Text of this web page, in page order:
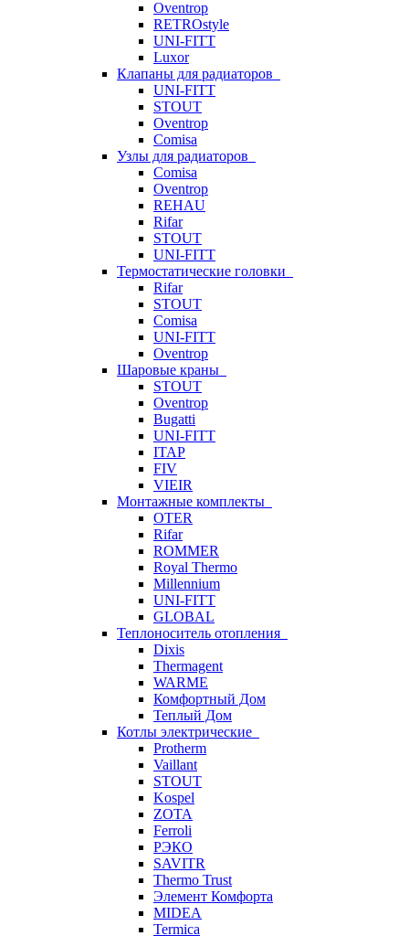
Oventrop
RETROstyle
UNI-FITT
Luxor
Клапаны для радиаторов
UNI-FITT
STOUT
Oventrop
Comisa
Узлы для радиаторов
Comisa
Oventrop
REHAU
Rifar
STOUT
UNI-FITT
Термостатические головки
Rifar
STOUT
Comisa
UNI-FITT
Oventrop
Шаровые краны
STOUT
Oventrop
Bugatti
UNI-FITT
ITAP
FIV
VIEIR
Монтажные комплекты
OTER
Rifar
ROMMER
Royal Thermo
Millennium
UNI-FITT
GLOBAL
Теплоноситель отопления
Dixis
Thermagent
WARME
Комфортный Дом
Теплый Дом
Котлы электрические
Protherm
Vaillant
STOUT
Kospel
ZOTA
Ferroli
РЭКО
SAVITR
Thermo Trust
Элемент Комфорта
MIDEA
Termica